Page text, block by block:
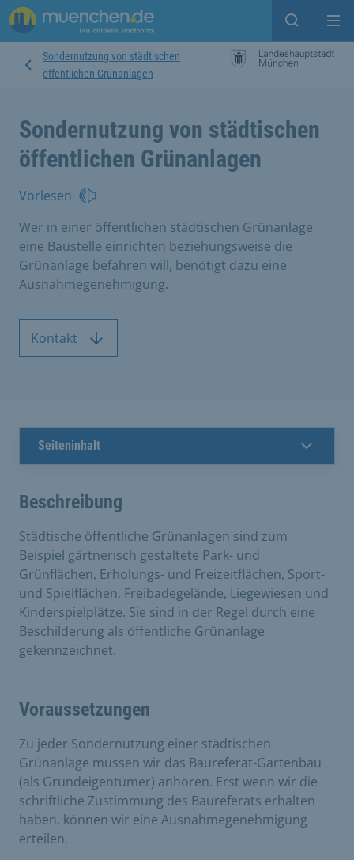
Suche
Sondernutzung von städtischen
öffentlichen Grünanlagen
Sondernutzung von städtischen
öffentlichen Grünanlagen
Vorlesen
Wer in einer öffentlichen städtischen Grünanlage
eine Baustelle einrichten beziehungsweise die
Grünanlage befahren will, benötigt dazu eine
Ausnahmegenehmigung.
Kontakt
Seiteninhalt
Beschreibung
Städtische öffentliche Grünanlagen sind zum
Beispiel gärtnerisch gestaltete Park- und
Grünflächen, Erholungs- und Freizeitflächen, Sport-
und Spielflächen, Freibadegelände, Liegewiesen und
Kinderspielplätze. Sie sind in der Regel durch eine
Beschilderung als öffentliche Grünanlage
gekennzeichnet.
Voraussetzungen
Zu jeder Sondernutzung einer städtischen
Grünanlage müssen wir das Baureferat-Gartenbau
(als Grundeigentümer) anhören. Erst wenn wir die
schriftliche Zustimmung des Baureferats erhalten
haben, können wir eine Ausnahmegenehmigung
erteilen.